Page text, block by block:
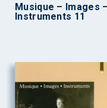
Musique – Images –
Instruments 11